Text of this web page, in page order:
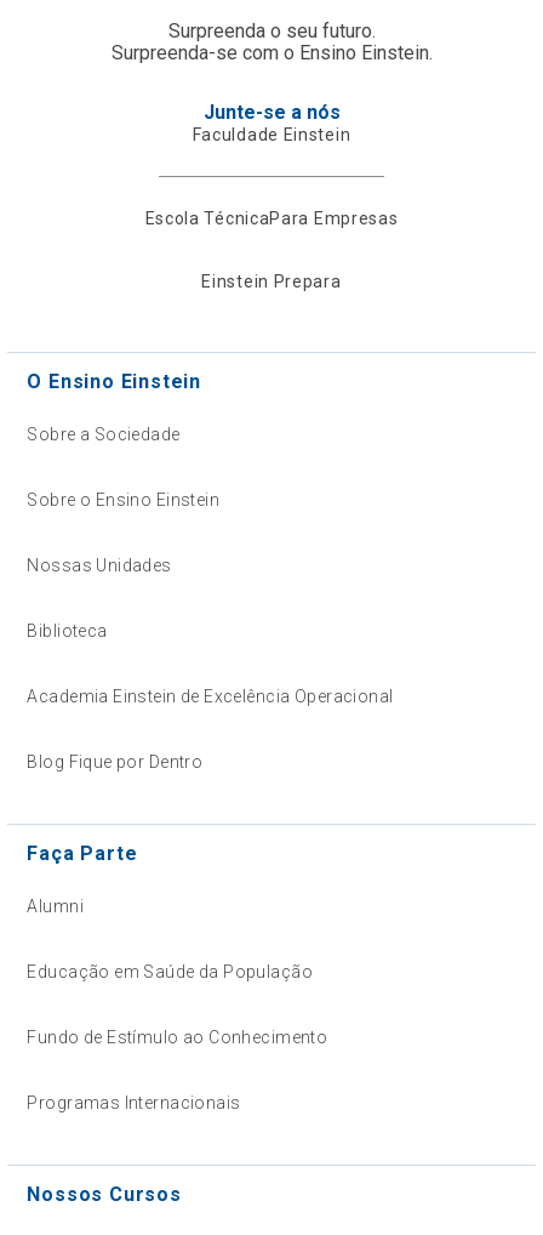
Surpreenda o seu futuro.
Surpreenda-se com o Ensino Einstein.
Junte-se a nós
Faculdade Einstein
Escola TécnicaPara Empresas
Einstein Prepara
O Ensino Einstein
Sobre a Sociedade
Sobre o Ensino Einstein
Nossas Unidades
Biblioteca
Academia Einstein de Excelência Operacional
Blog Fique por Dentro
Faça Parte
Alumni
Educação em Saúde da População
Fundo de Estímulo ao Conhecimento
Programas Internacionais
Nossos Cursos